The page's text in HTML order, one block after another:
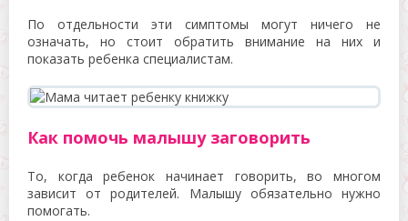
По отдельности эти симптомы могут ничего не
означать, но стоит обратить внимание на них и
показать ребенка специалистам.
Как помочь малышу заговорить
То, когда ребенок начинает говорить, во многом
зависит от родителей. Малышу обязательно нужно
помогать.